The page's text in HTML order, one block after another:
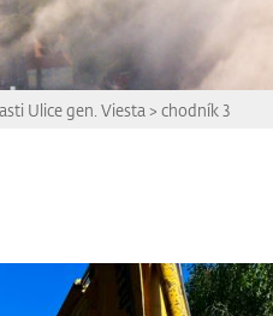
Ulice gen. Viesta > chodník 3